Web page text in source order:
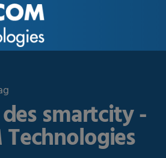
smartcity -
Technologies